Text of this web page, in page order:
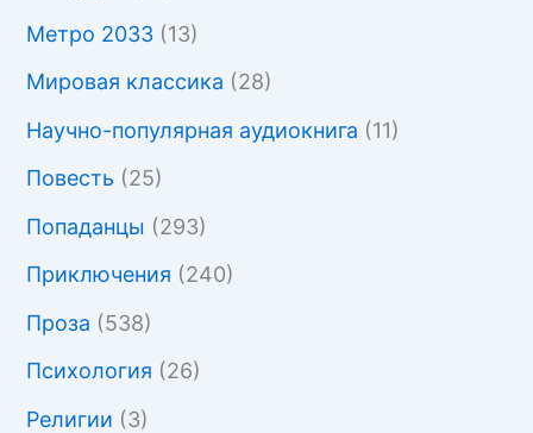
Метро 2033 (13)
Мировая классика (28)
Научно-популярная аудиокнига (11)
Повесть (25)
Попаданцы (293)
Приключения (240)
Проза (538)
Психология (26)
Религии (3)